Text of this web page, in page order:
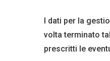
I dati per la
volta terminato
prescritti le